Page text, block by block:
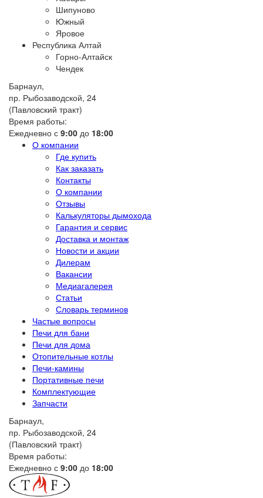
Шипуново
Южный
Яровое
Республика Алтай
Горно-Алтайск
Чендек
Барнаул,
пр. Рыбозаводской, 24
(Павловский тракт)
Время работы:
Ежедневно с 9:00 до 18:00
О компании
Где купить
Как заказать
Контакты
О компании
Отзывы
Калькуляторы дымохода
Гарантия и сервис
Доставка и монтаж
Новости и акции
Дилерам
Вакансии
Медиагалерея
Статьи
Словарь терминов
Частые вопросы
Печи для бани
Печи для дома
Отопительные котлы
Печи-камины
Портативные печи
Комплектующие
Запчасти
Барнаул,
пр. Рыбозаводской, 24
(Павловский тракт)
Время работы:
Ежедневно с 9:00 до 18:00